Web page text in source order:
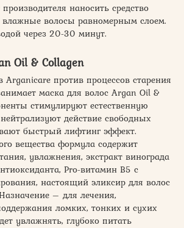
наносить средство
волосы равномерным слоем.
через 20-30 минут.
Oil & Collagen
Arganicare против процессов старения
маска для волос Argan Oil &
стимулируют естественную
действие свободных
быстрый лифтинг эффект.
вещества формула содержит
увлажнения, экстракт винограда
Pro-витамин B5 с
настоящий эликсир для волос
– для лечения,
ломких, тонких и сухих
увлажнять, глубоко питать